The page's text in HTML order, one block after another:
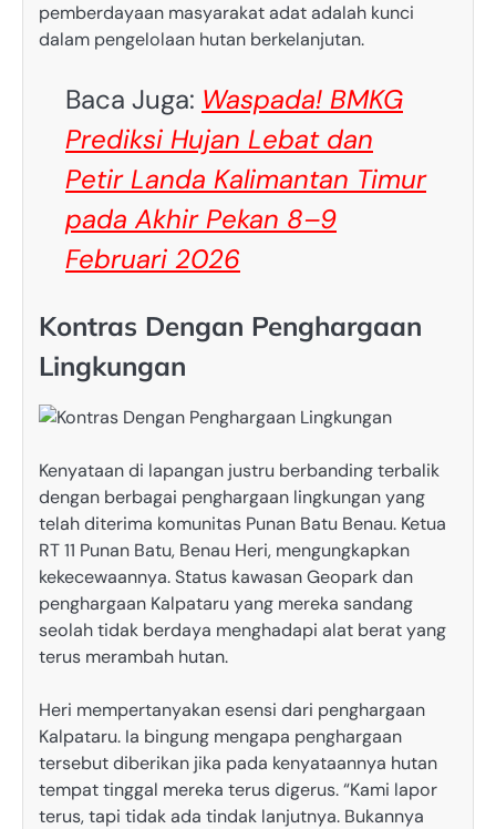
pemberdayaan masyarakat adat adalah kunci
dalam pengelolaan hutan berkelanjutan.
Baca Juga: Waspada! BMKG
Prediksi Hujan Lebat dan
Petir Landa Kalimantan Timur
pada Akhir Pekan 8–9
Februari 2026
Kontras Dengan Penghargaan
Lingkungan
Kenyataan di lapangan justru berbanding terbalik
dengan berbagai penghargaan lingkungan yang
telah diterima komunitas Punan Batu Benau. Ketua
RT 11 Punan Batu, Benau Heri, mengungkapkan
kekecewaannya. Status kawasan Geopark dan
penghargaan Kalpataru yang mereka sandang
seolah tidak berdaya menghadapi alat berat yang
terus merambah hutan.
Heri mempertanyakan esensi dari penghargaan
Kalpataru. Ia bingung mengapa penghargaan
tersebut diberikan jika pada kenyataannya hutan
tempat tinggal mereka terus digerus. “Kami lapor
terus, tapi tidak ada tindak lanjutnya. Bukannya